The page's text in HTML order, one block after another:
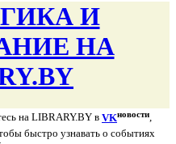
И
НА
на LIBRARY.BY в VKновости,
быстро узнавать о событиях